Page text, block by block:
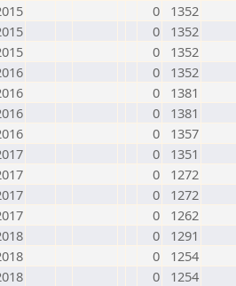
0
1352
0
1352
0
1352
0
1352
0
1381
0
1381
0
1357
0
1351
0
1272
0
1272
0
1262
0
1291
0
1254
0
1254